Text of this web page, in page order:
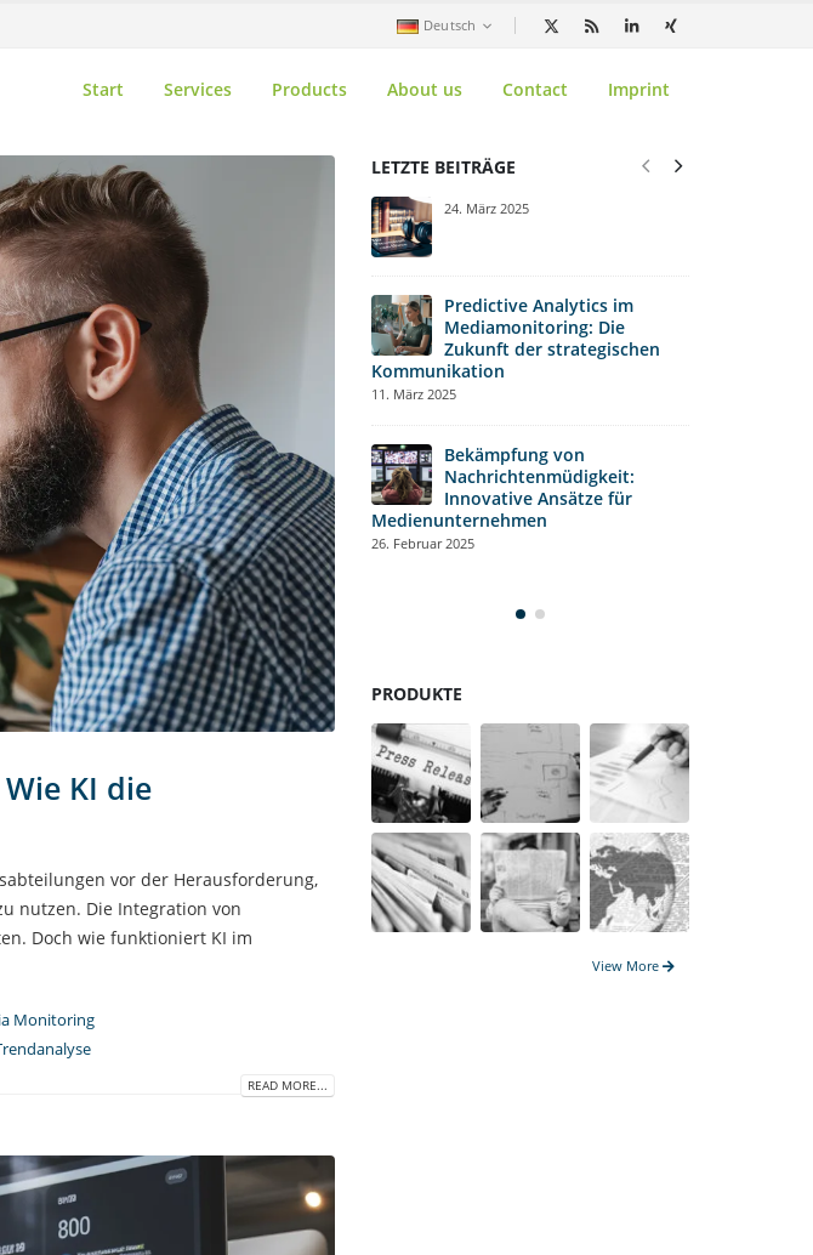
Deutsch
Start Services Products About us Contact Imprint
KI die
vor der Herausforderung,
nutzen. Die Integration von
Doch wie funktioniert KI im
Monitoring
READ MORE...
LETZTE BEITRÄGE
24. März 2025
Predictive Analytics im
Mediamonitoring: Die
Zukunft der strategischen
Kommunikation
11. März 2025
Bekämpfung von
Nachrichtenmüdigkeit:
Innovative Ansätze für
Medienunternehmen
26. Februar 2025
PRODUKTE
View More